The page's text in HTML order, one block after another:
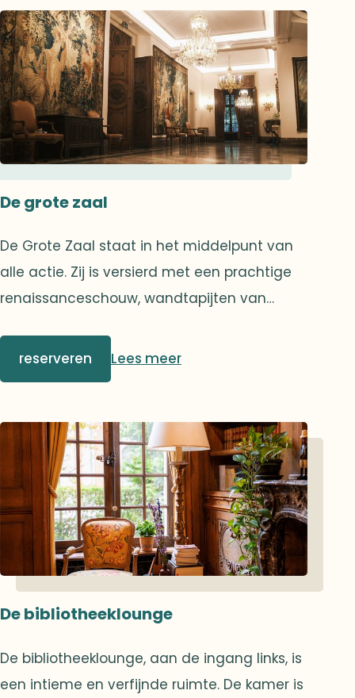
De grote zaal
De Grote Zaal staat in het middelpunt van
alle actie. Zij is versierd met een prachtige
renaissanceschouw, wandtapijten van
die de luchters van de Mazarine-bibliotheek
nabootsen. Een zeer mooie trap leidt naar
meest memorabele gebeurtenissen van de
vereniging zijn ontstaan, wat gezorgd heeft
voor onvergetelijke momenten voor
sommige van onze leden.
reserveren Lees meer
De bibliotheeklounge
De bibliotheeklounge, aan de ingang links, is
een intieme en verfijnde ruimte. De kamer is